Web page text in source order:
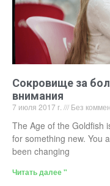
Сокровище за
внимания
7 июля 2017 г. Без
The Age of the Goldfish
for something new. You
been changing
Читать далее "